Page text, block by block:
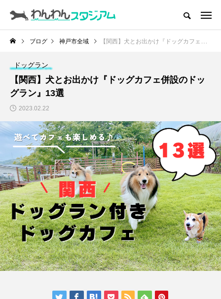
CATEGORY
ドッグラン
ドッグカフェ
愛犬とおでかけ (公園･施設etc)
愛犬と旅行
トリミングサロン
動物病院
コラム
トップページ
人気の記事ランキング
メンバー
会社概要
プライバシーポリシー
ブログ 神戸市全域 【関西】犬とお出かけ『ドッグカフェ併設のドッグラン』13選
ドッグラン
【関西】犬とお出かけ『ドッグカフェ併設のドッ
グラン』13選
2023.02.22